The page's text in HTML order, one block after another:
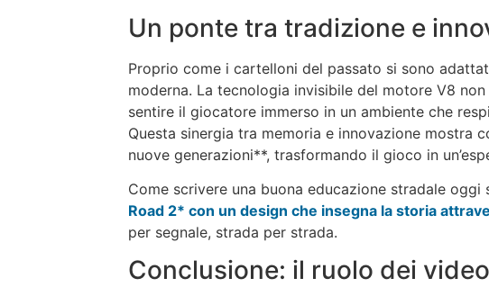
Un ponte tra tradizione e
Proprio come i cartelloni del passato si sono
moderna. La tecnologia invisibile del motore V8
sentire il giocatore immerso in un ambiente che
Questa sinergia tra memoria e innovazione mostra
nuove generazioni**, trasformando il gioco in
Come scrivere una buona educazione stradale
Road 2* con un design che insegna la storia
per segnale, strada per strada.
Conclusione: il ruolo dei